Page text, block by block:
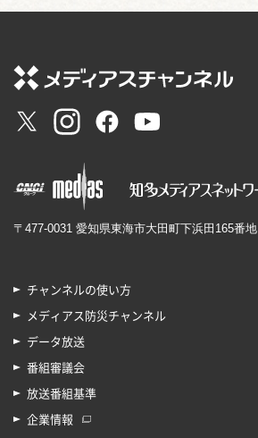
〒477-0031 愛知県東海市大田町下浜田165番地
チャンネルの使い方
メディアス防災チャンネル
データ放送
番組審議会
放送番組基準
企業情報